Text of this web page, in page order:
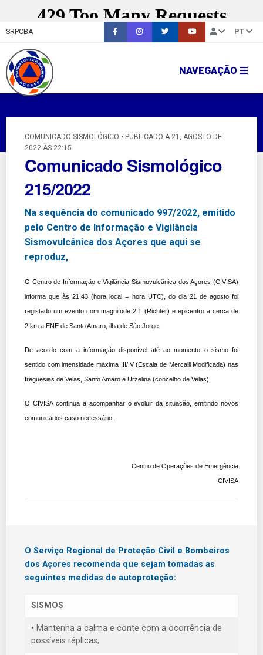
SRPCBA PT
NAVEGAÇÃO
COMUNICADO SISMOLÓGICO • PUBLICADO A 21, AGOSTO DE
2022 ÀS 22:15
Comunicado Sismológico
215/2022
Na sequência do comunicado 997/2022, emitido
pelo Centro de Informação e Vigilância
Sismovulcânica dos Açores que aqui se
reproduz,
O Centro de Informação e Vigilância Sismovulcânica dos Açores (CIVISA)
informa que às 21:43 (hora local = hora UTC), do dia 21 de agosto foi
registado um evento com magnitude 2,1 (Richter) e epicentro a cerca de
2 km a ENE de Santo Amaro, ilha de São Jorge.
De acordo com a informação disponível até ao momento o sismo foi
sentido com intensidade máxima III/IV (Escala de Mercalli Modificada) nas
freguesias de Velas, Santo Amaro e Urzelina (concelho de Velas).
O CIVISA continua a acompanhar o evoluir da situação, emitindo novos
comunicados caso necessário.
Centro de Operações de Emergência
CIVISA
O Serviço Regional de Proteção Civil e Bombeiros
dos Açores recomenda que sejam tomadas as
seguintes medidas de autoproteção:
SISMOS
• Mantenha a calma e conte com a ocorrência de
possíveis réplicas;